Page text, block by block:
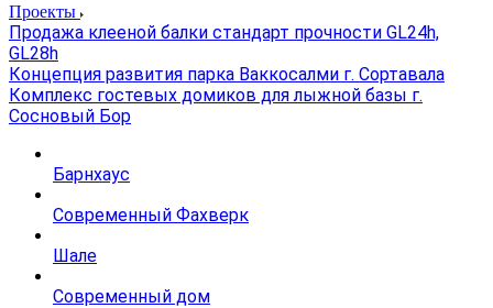
Проекты
Продажа клееной балки стандарт прочности GL24h,
GL28h
Концепция развития парка Ваккосалми г. Сортавала
Комплекс гостевых домиков для лыжной базы г.
Сосновый Бор
Барнхаус
Современный Фахверк
Шале
Современный дом